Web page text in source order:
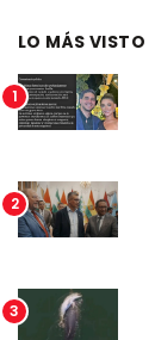
LO MÁS VISTO
1
2
3